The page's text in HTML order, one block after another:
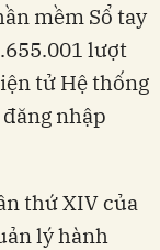
mềm Sổ tay
lượt
tử Hệ thống
nhập
thứ XIV của
lý hành